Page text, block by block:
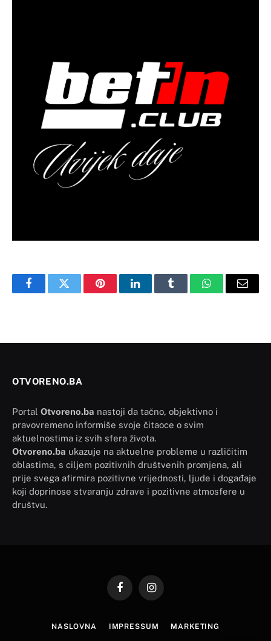
FacebookTwitter PinterestLinkedInTumblr WhatsAppEmail
OTVORENO.BA
Portal Otvoreno.ba nastoji da tačno, objektivno i
pravovremeno informiše svoje čitaoce o svim
aktuelnostima iz svih sfera života.
Otvoreno.ba ukazuje na aktuelne probleme u različitim
oblastima, s ciljem pozitivnih društvenih promjena, ali
prije svega afirmira pozitivne vrijednosti, ljude i događaje
koji doprinose stvaranju zdrave i pozitivne atmosfere u
društvu.
FacebookInstagram
NASLOVNA IMPRESSUM MARKETING